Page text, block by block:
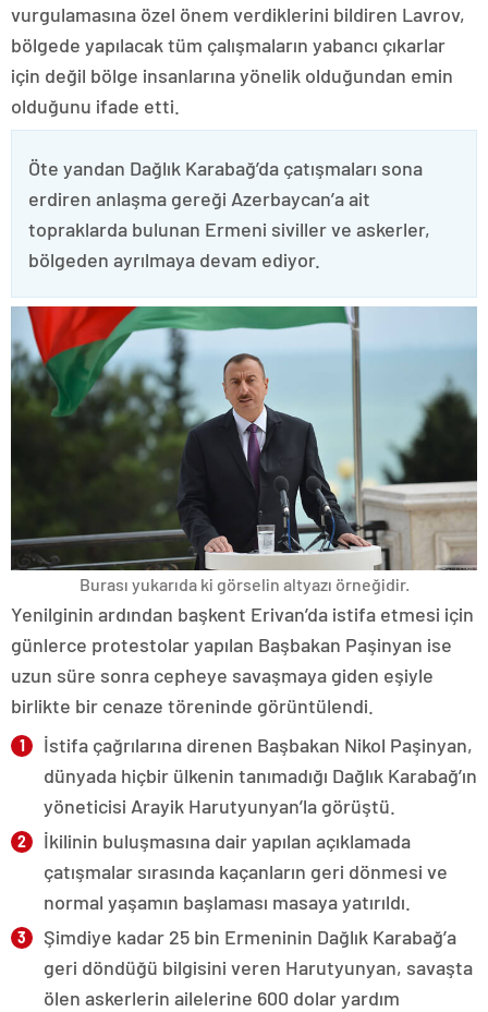
vurgulamasına özel önem verdiklerini bildiren Lavrov,
bölgede yapılacak tüm çalışmaların yabancı çıkarlar
için değil bölge insanlarına yönelik olduğundan emin
olduğunu ifade etti.
Öte yandan Dağlık Karabağ’da çatışmaları sona
erdiren anlaşma gereği Azerbaycan’a ait
topraklarda bulunan Ermeni siviller ve askerler,
bölgeden ayrılmaya devam ediyor.
Burası yukarıda ki görselin altyazı örneğidir.
Yenilginin ardından başkent Erivan’da istifa etmesi için
günlerce protestolar yapılan Başbakan Paşinyan ise
uzun süre sonra cepheye savaşmaya giden eşiyle
birlikte bir cenaze töreninde görüntülendi.
İstifa çağrılarına direnen Başbakan Nikol Paşinyan,
dünyada hiçbir ülkenin tanımadığı Dağlık Karabağ’ın
yöneticisi Arayik Harutyunyan’la görüştü.
İkilinin buluşmasına dair yapılan açıklamada
çatışmalar sırasında kaçanların geri dönmesi ve
normal yaşamın başlaması masaya yatırıldı.
Şimdiye kadar 25 bin Ermeninin Dağlık Karabağ’a
geri döndüğü bilgisini veren Harutyunyan, savaşta
ölen askerlerin ailelerine 600 dolar yardım